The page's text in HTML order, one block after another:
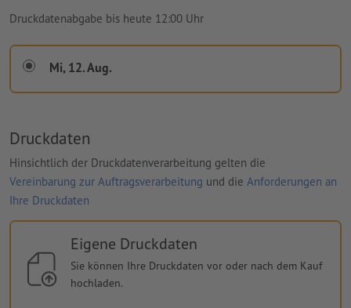
Druckdatenabgabe bis heute 12:00 Uhr
Mi, 12. Aug.
Druckdaten
Hinsichtlich der Druckdatenverarbeitung gelten die
Vereinbarung zur Auftragsverarbeitung und die Anforderungen an
Ihre Druckdaten
Eigene Druckdaten
Sie können Ihre Druckdaten vor oder nach dem Kauf
hochladen.